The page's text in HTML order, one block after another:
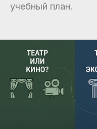
учебный план.